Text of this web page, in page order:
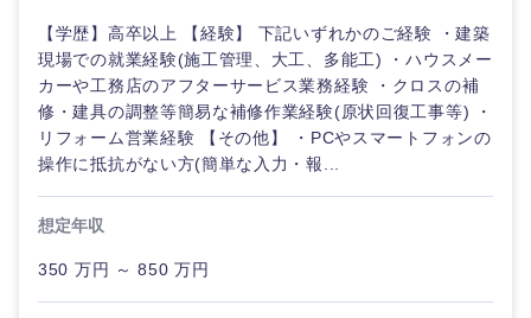
【学歴】高卒以上 【経験】 下記いずれかのご経験 ・建築
現場での就業経験(施工管理、大工、多能工) ・ハウスメー
カーや工務店のアフターサービス業務経験 ・クロスの補
修・建具の調整等簡易な補修作業経験(原状回復工事等) ・
リフォーム営業経験 【その他】 ・PCやスマートフォンの
操作に抵抗がない方(簡単な入力・報...
想定年収
350 万円 ～ 850 万円